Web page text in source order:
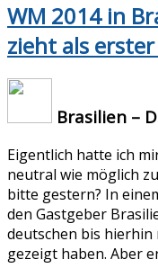
WM 2014 in
zieht als
Brasilien –
Eigentlich hatte ich
neutral wie möglich
bitte gestern? In
den Gastgeber
deutschen bis hierhin
gezeigt haben. Aber